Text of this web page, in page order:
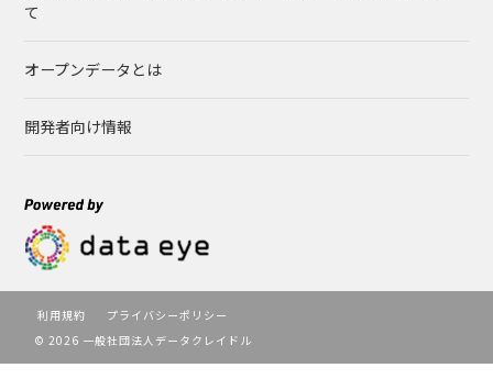
て
オープンデータとは
開発者向け情報
利用規約
プライバシーポリシー
© 2026 一般社団法人データクレイドル